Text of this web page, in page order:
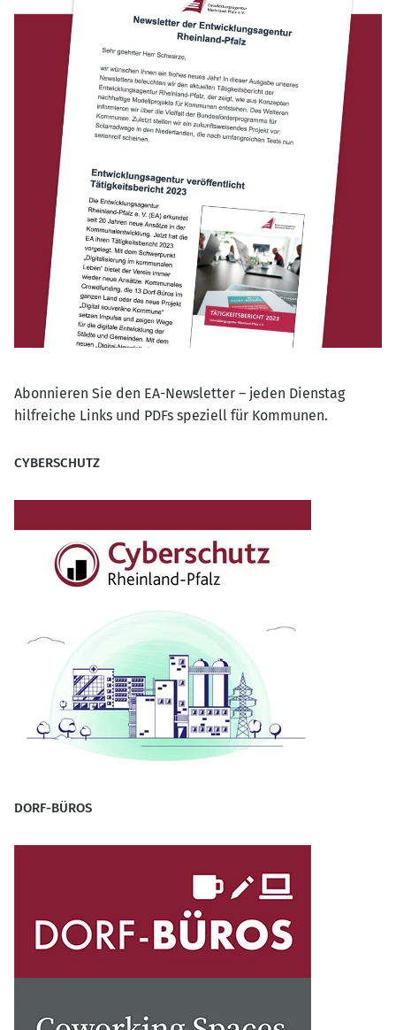
Abonnieren Sie den EA-Newsletter – jeden Dienstag
hilfreiche Links und PDFs speziell für Kommunen.
CYBERSCHUTZ
DORF-BÜROS